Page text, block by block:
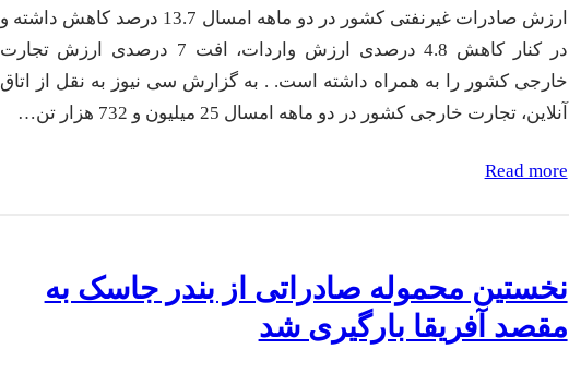
ارزش صادرات غیرنفتی کشور در دو ماهه امسال 13.7 درصد کاهش داشته و
در کنار کاهش 4.8 درصدی ارزش واردات، افت 7 درصدی ارزش تجارت
خارجی کشور را به همراه داشته است. . به گزارش سی نیوز به نقل از اتاق
آنلاین، تجارت خارجی کشور در دو ماهه امسال 25 میلیون و 732 هزار تن…
Read more
نخستین محموله صادراتی از بندر جاسک به
مقصد آفریقا بارگیری شد